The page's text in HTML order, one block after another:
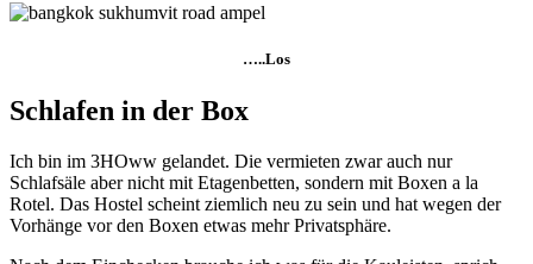
…..Los
Schlafen in der Box
Ich bin im 3HOww gelandet. Die vermieten zwar auch nur
Schlafsäle aber nicht mit Etagenbetten, sondern mit Boxen a la
Rotel. Das Hostel scheint ziemlich neu zu sein und hat wegen der
Vorhänge vor den Boxen etwas mehr Privatsphäre.